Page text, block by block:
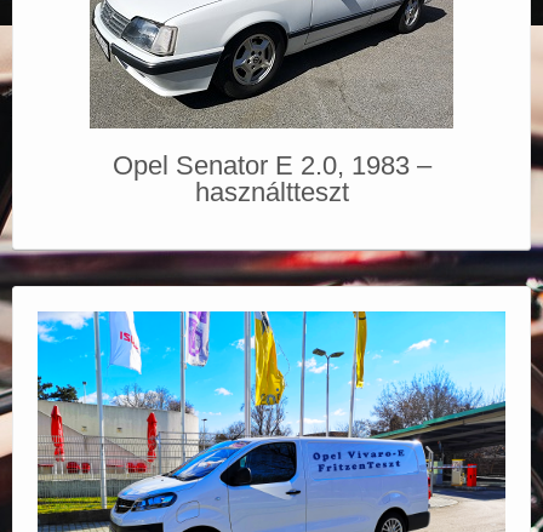
Opel Senator E 2.0, 1983 –
használtteszt